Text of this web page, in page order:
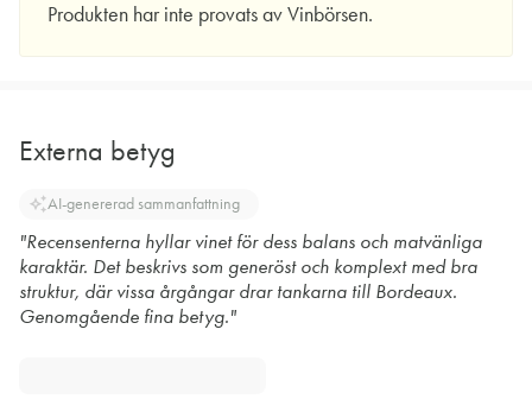
Produkten har inte provats av Vinbörsen.
Externa betyg
auto_awesomeAI-genererad sammanfattning
"Recensenterna hyllar vinet för dess balans och matvänliga
karaktär. Det beskrivs som generöst och komplext med bra
struktur, där vissa årgångar drar tankarna till Bordeaux.
Genomgående fina betyg."